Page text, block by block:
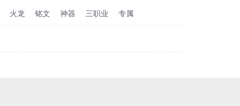
火龙 铭文 神器 三职业 专属